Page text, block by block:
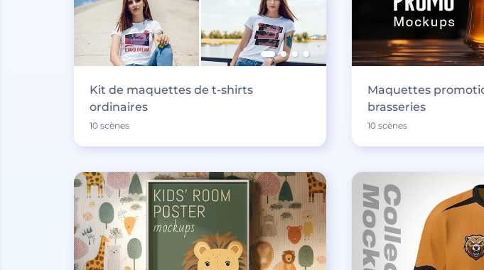
Kit de maquettes de t-shirts
ordinaires
10 scènes
Maquettes
brasseries
10 scènes